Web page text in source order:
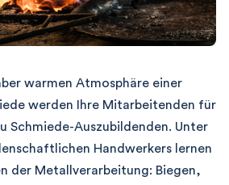
warmen Atmosphäre einer
werden Ihre Mitarbeitenden für
Schmiede-Auszubildenden. Unter
Handwerkers lernen
der Metallverarbeitung: Biegen,